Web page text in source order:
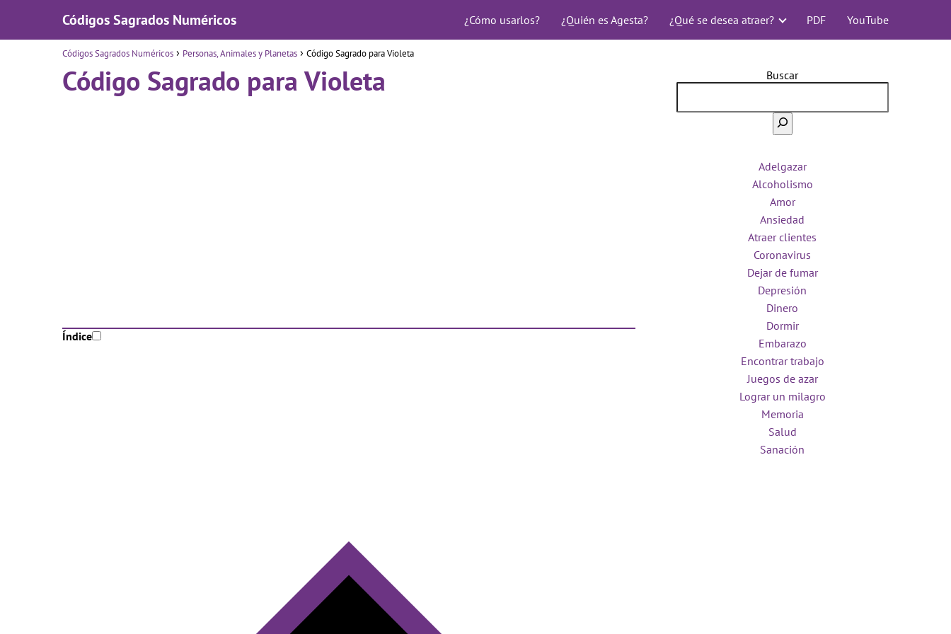
Códigos Sagrados Numéricos ¿Cómo usarlos? ¿Quién es Agesta? ¿Qué se desea atraer? PDF YouTube
Códigos Sagrados Numéricos Personas, Animales y Planetas Código Sagrado para Violeta
Código Sagrado para Violeta
Índice
Buscar
Adelgazar
Alcoholismo
Amor
Ansiedad
Atraer clientes
Coronavirus
Dejar de fumar
Depresión
Dinero
Dormir
Embarazo
Encontrar trabajo
Juegos de azar
Lograr un milagro
Memoria
Salud
Sanación